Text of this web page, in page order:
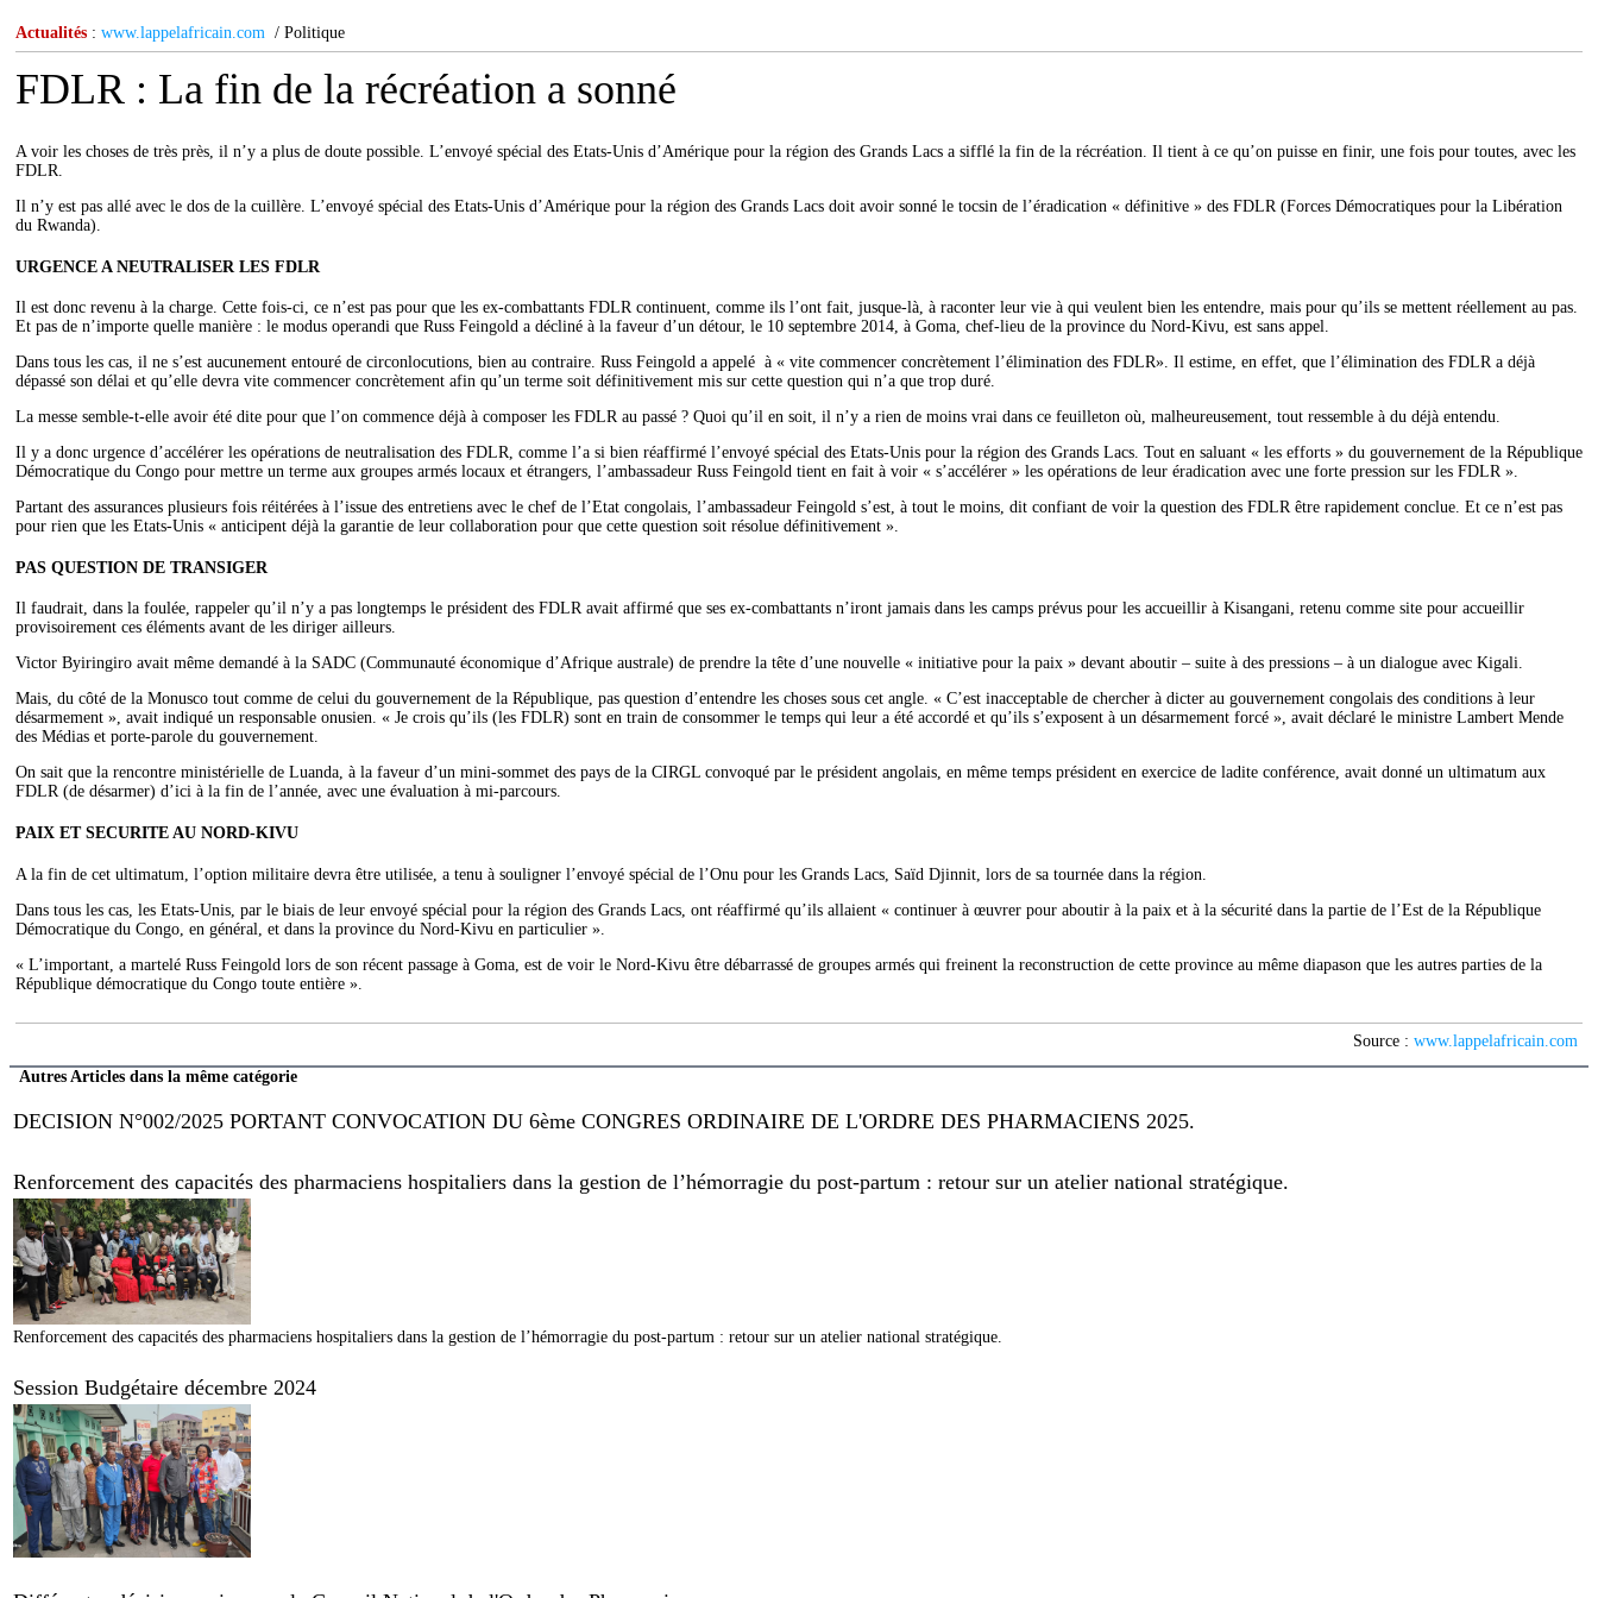
Actualités : www.lappelafricain.com / Politique
FDLR : La fin de la récréation a sonné
A voir les choses de très près, il n’y a plus de doute possible. L’envoyé spécial des Etats-Unis d’Amérique pour la région des Grands Lacs a sifflé la fin de la récréation. Il tient à ce qu’on puisse en finir, une fois pour toutes, avec les
FDLR.
Il n’y est pas allé avec le dos de la cuillère. L’envoyé spécial des Etats-Unis d’Amérique pour la région des Grands Lacs doit avoir sonné le tocsin de l’éradication « définitive » des FDLR (Forces Démocratiques pour la Libération
du Rwanda).
URGENCE A NEUTRALISER LES FDLR
Il est donc revenu à la charge. Cette fois-ci, ce n’est pas pour que les ex-combattants FDLR continuent, comme ils l’ont fait, jusque-là, à raconter leur vie à qui veulent bien les entendre, mais pour qu’ils se mettent réellement au pas.
Et pas de n’importe quelle manière : le modus operandi que Russ Feingold a décliné à la faveur d’un détour, le 10 septembre 2014, à Goma, chef-lieu de la province du Nord-Kivu, est sans appel.
Dans tous les cas, il ne s’est aucunement entouré de circonlocutions, bien au contraire. Russ Feingold a appelé à « vite commencer concrètement l’élimination des FDLR». Il estime, en effet, que l’élimination des FDLR a déjà
dépassé son délai et qu’elle devra vite commencer concrètement afin qu’un terme soit définitivement mis sur cette question qui n’a que trop duré.
La messe semble-t-elle avoir été dite pour que l’on commence déjà à composer les FDLR au passé ? Quoi qu’il en soit, il n’y a rien de moins vrai dans ce feuilleton où, malheureusement, tout ressemble à du déjà entendu.
Il y a donc urgence d’accélérer les opérations de neutralisation des FDLR, comme l’a si bien réaffirmé l’envoyé spécial des Etats-Unis pour la région des Grands Lacs. Tout en saluant « les efforts » du gouvernement de la République
Démocratique du Congo pour mettre un terme aux groupes armés locaux et étrangers, l’ambassadeur Russ Feingold tient en fait à voir « s’accélérer » les opérations de leur éradication avec une forte pression sur les FDLR ».
Partant des assurances plusieurs fois réitérées à l’issue des entretiens avec le chef de l’Etat congolais, l’ambassadeur Feingold s’est, à tout le moins, dit confiant de voir la question des FDLR être rapidement conclue. Et ce n’est pas
pour rien que les Etats-Unis « anticipent déjà la garantie de leur collaboration pour que cette question soit résolue définitivement ».
PAS QUESTION DE TRANSIGER
Il faudrait, dans la foulée, rappeler qu’il n’y a pas longtemps le président des FDLR avait affirmé que ses ex-combattants n’iront jamais dans les camps prévus pour les accueillir à Kisangani, retenu comme site pour accueillir
provisoirement ces éléments avant de les diriger ailleurs.
Victor Byiringiro avait même demandé à la SADC (Communauté économique d’Afrique australe) de prendre la tête d’une nouvelle « initiative pour la paix » devant aboutir – suite à des pressions – à un dialogue avec Kigali.
Mais, du côté de la Monusco tout comme de celui du gouvernement de la République, pas question d’entendre les choses sous cet angle. « C’est inacceptable de chercher à dicter au gouvernement congolais des conditions à leur
désarmement », avait indiqué un responsable onusien. « Je crois qu’ils (les FDLR) sont en train de consommer le temps qui leur a été accordé et qu’ils s’exposent à un désarmement forcé », avait déclaré le ministre Lambert Mende
des Médias et porte-parole du gouvernement.
On sait que la rencontre ministérielle de Luanda, à la faveur d’un mini-sommet des pays de la CIRGL convoqué par le président angolais, en même temps président en exercice de ladite conférence, avait donné un ultimatum aux
FDLR (de désarmer) d’ici à la fin de l’année, avec une évaluation à mi-parcours.
PAIX ET SECURITE AU NORD-KIVU
A la fin de cet ultimatum, l’option militaire devra être utilisée, a tenu à souligner l’envoyé spécial de l’Onu pour les Grands Lacs, Saïd Djinnit, lors de sa tournée dans la région.
Dans tous les cas, les Etats-Unis, par le biais de leur envoyé spécial pour la région des Grands Lacs, ont réaffirmé qu’ils allaient « continuer à œuvrer pour aboutir à la paix et à la sécurité dans la partie de l’Est de la République
Démocratique du Congo, en général, et dans la province du Nord-Kivu en particulier ».
« L’important, a martelé Russ Feingold lors de son récent passage à Goma, est de voir le Nord-Kivu être débarrassé de groupes armés qui freinent la reconstruction de cette province au même diapason que les autres parties de la
République démocratique du Congo toute entière ».
Source : www.lappelafricain.com
Autres Articles dans la même catégorie
DECISION N°002/2025 PORTANT CONVOCATION DU 6ème CONGRES ORDINAIRE DE L'ORDRE DES PHARMACIENS 2025.
Renforcement des capacités des pharmaciens hospitaliers dans la gestion de l’hémorragie du post-partum : retour sur un atelier national stratégique.
Renforcement des capacités des pharmaciens hospitaliers dans la gestion de l’hémorragie du post-partum : retour sur un atelier national stratégique.
Session Budgétaire décembre 2024